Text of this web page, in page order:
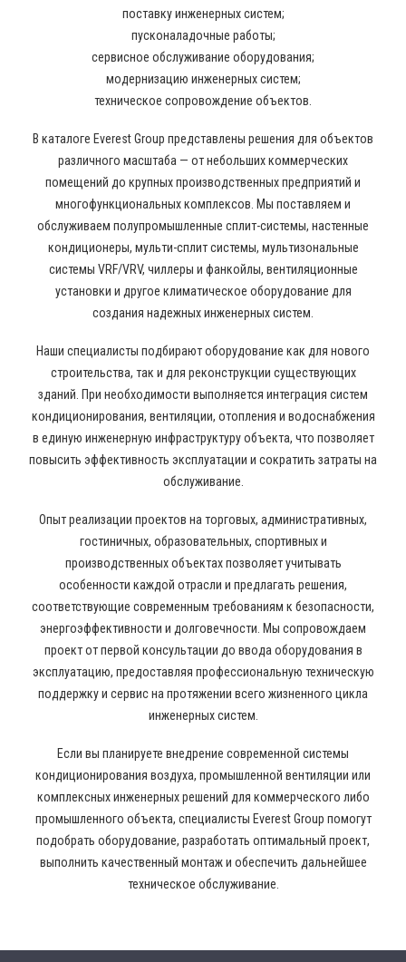
поставку инженерных систем;
пусконаладочные работы;
сервисное обслуживание оборудования;
модернизацию инженерных систем;
техническое сопровождение объектов.
В каталоге Everest Group представлены решения для объектов
различного масштаба — от небольших коммерческих
помещений до крупных производственных предприятий и
многофункциональных комплексов. Мы поставляем и
обслуживаем полупромышленные сплит-системы, настенные
кондиционеры, мульти-сплит системы, мультизональные
системы VRF/VRV, чиллеры и фанкойлы, вентиляционные
установки и другое климатическое оборудование для
создания надежных инженерных систем.
Наши специалисты подбирают оборудование как для нового
строительства, так и для реконструкции существующих
зданий. При необходимости выполняется интеграция систем
кондиционирования, вентиляции, отопления и водоснабжения
в единую инженерную инфраструктуру объекта, что позволяет
повысить эффективность эксплуатации и сократить затраты на
обслуживание.
Опыт реализации проектов на торговых, административных,
гостиничных, образовательных, спортивных и
производственных объектах позволяет учитывать
особенности каждой отрасли и предлагать решения,
соответствующие современным требованиям к безопасности,
энергоэффективности и долговечности. Мы сопровождаем
проект от первой консультации до ввода оборудования в
эксплуатацию, предоставляя профессиональную техническую
поддержку и сервис на протяжении всего жизненного цикла
инженерных систем.
Если вы планируете внедрение современной системы
кондиционирования воздуха, промышленной вентиляции или
комплексных инженерных решений для коммерческого либо
промышленного объекта, специалисты Everest Group помогут
подобрать оборудование, разработать оптимальный проект,
выполнить качественный монтаж и обеспечить дальнейшее
техническое обслуживание.